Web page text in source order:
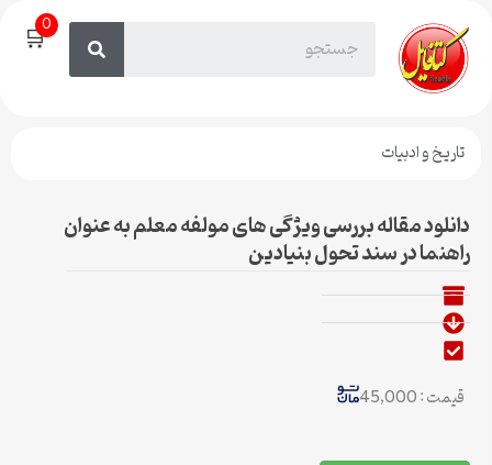
🛒0
تاریخ و ادبیات
دانلود مقاله بررسی ویژگی های مولفه معلم به عنوان
راهنما در سند تحول بنیادین
قیمت : 45,000